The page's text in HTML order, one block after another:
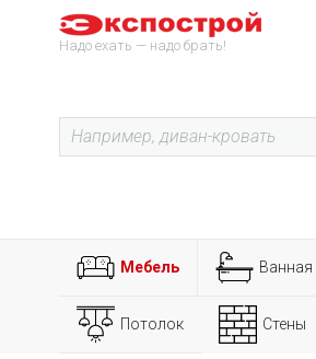
Надо ехать — надо брать!
Мебель Ванная
Потолок Стены